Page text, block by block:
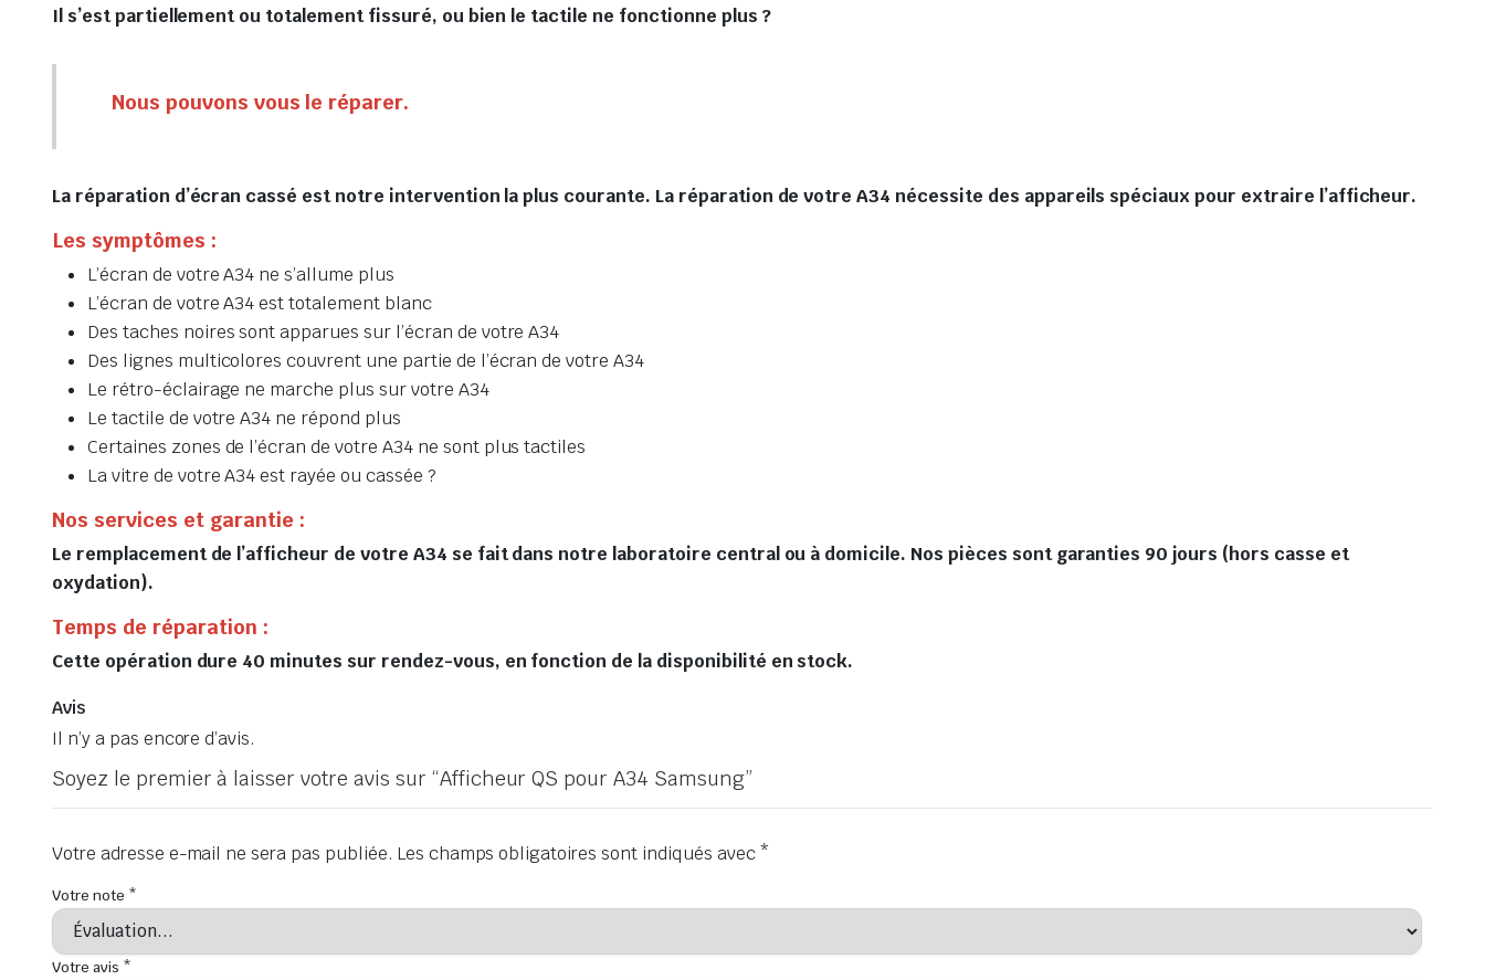
Il s’est partiellement ou totalement fissuré, ou bien le tactile ne fonctionne plus ?
Nous pouvons vous le réparer.
La réparation d’écran cassé est notre intervention la plus courante. La réparation de votre A34 nécessite des appareils spéciaux pour extraire l’afficheur.
Les symptômes :
L’écran de votre A34 ne s’allume plus
L’écran de votre A34 est totalement blanc
Des taches noires sont apparues sur l’écran de votre A34
Des lignes multicolores couvrent une partie de l’écran de votre A34
Le rétro-éclairage ne marche plus sur votre A34
Le tactile de votre A34 ne répond plus
Certaines zones de l’écran de votre A34 ne sont plus tactiles
La vitre de votre A34 est rayée ou cassée ?
Nos services et garantie :
Le remplacement de l’afficheur de votre A34 se fait dans notre laboratoire central ou à domicile. Nos pièces sont garanties 90 jours (hors casse et
oxydation).
Temps de réparation :
Cette opération dure 40 minutes sur rendez-vous, en fonction de la disponibilité en stock.
Avis
Il n’y a pas encore d’avis.
Soyez le premier à laisser votre avis sur “Afficheur QS pour A34 Samsung”
Votre adresse e-mail ne sera pas publiée. Les champs obligatoires sont indiqués avec*
Votre note *
Votre avis *